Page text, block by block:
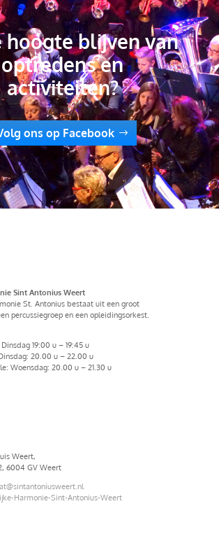
hoogte blijven van
optredens en
activiteiten?
ons op Facebook
Sint Antonius Weert
St. Antonius bestaat uit een groot
percussiegroep en een opleidingsorkest.
19:00 u – 19:45 u
20.00 u – 22.00 u
Woensdag: 20.00 u – 21.30 u
Weert,
6004 GV Weert
Harmonie-Sint-Antonius-Weert